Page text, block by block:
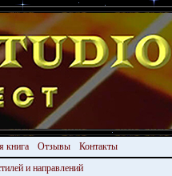
книга Отзывы
Контакты
и направлений